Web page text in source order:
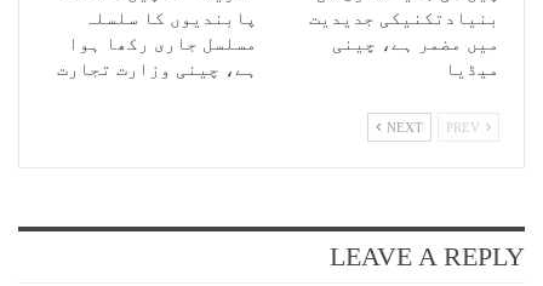
بنیادتکنیکی جدیدیت
میں مضمر ہے، چینی
میڈیا
پابندیوں کا سلسلہ
مسلسل جاری رکھا ہوا
ہے، چینی وزارت تجارت
NEXT
LEAVE A REPLY